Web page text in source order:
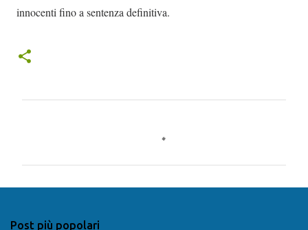
innocenti fino a sentenza definitiva.
Post più popolari